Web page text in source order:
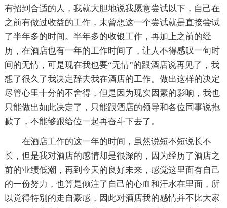
有招到合适的人，我就大胆地说我愿意尝试以下，自己在
之前有做过收益的工作，未曾想这一个尝试就是直接尝试
了半年多的时间。半年多的收银工作，再加上之前的经
历，在酒店也有一年的工作时间了，让人不得感叹一句时
间的无情，可是现在我也要“无情”的跟酒店说再见了，我
想了很久了我决定辞去我在酒店的工作。做出这样的决定
尽管心里十分的不舍得，但是因为现实因素的影响，我也
只能做出如此决定了，只能跟酒店的领导和各位同事说抱
歉了，不能够跟给位一起再奋斗下去了。
在酒店工作的这一年的时间，虽然说短不短说长不
长，但是我对酒店的感情却是很深的，因为经历了酒店之
前的业绩低潮，再到今天的良好未来，感觉这里面有自己
的一份努力，也算是倾注了自己的心血和汗水在里面，所
以觉得特别的走自豪感，因此对酒店我的感情并不比大家